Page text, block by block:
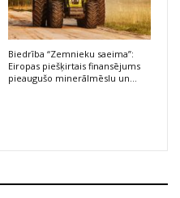
Biedrība “Zemnieku saeima”:
Eiropas piešķirtais finansējums
pieaugušo minerālmēslu un…